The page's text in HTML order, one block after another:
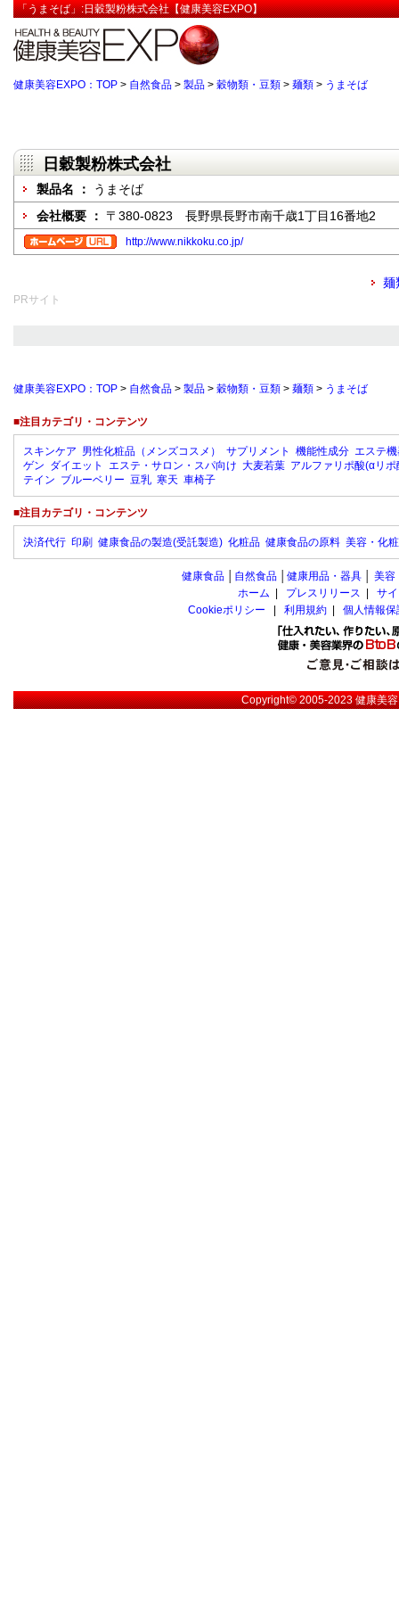
「うまそば」:日穀製粉株式会社【健康美容EXPO】
健康美容EXPO：TOP > 自然食品 > 製品 > 穀物類・豆類 > 麺類 > うまそば
日穀製粉株式会社
製品名 ：
うまそば
会社概要 ： 〒380-0823 長野県長野市南千歳1丁目16番地2
http://www.nikkoku.co.jp/
麺
PRサイト
健康美容EXPO：TOP > 自然食品 > 製品 > 穀物類・豆類 > 麺類 > うまそば
■注目カテゴリ・コンテンツ
スキンケア 男性化粧品（メンズコスメ） サプリメント 機能性成分 エステ
ゲン ダイエット エステ・サロン・スパ向け 大麦若葉 アルファリポ酸(αリポ
テイン ブルーベリー 豆乳 寒天 車椅子
■注目カテゴリ・コンテンツ
決済代行 印刷 健康食品の製造(受託製造) 化粧品 健康食品の原料 美容・化
健康食品 自然食品 健康用品・器具 美容
ホーム
プレスリリース
サ
Cookieポリシー
利用規約 個人情報
Copyright© 2005-2023健康美